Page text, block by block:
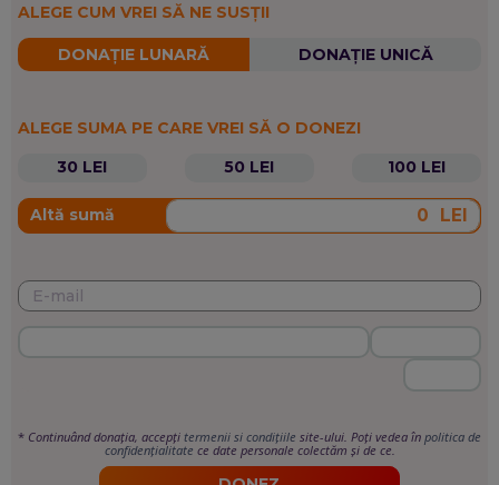
ALEGE CUM VREI SĂ NE SUSȚII
DONAȚIE LUNARĂ DONAȚIE UNICĂ
ALEGE SUMA PE CARE VREI SĂ O DONEZI
30 LEI
50 LEI 100 LEI
Altă sumă LEI
* Continuând donația, accepți termenii si condițiile site-ului. Poți vedea în politica de
confidențialitate ce date personale colectăm și de ce.